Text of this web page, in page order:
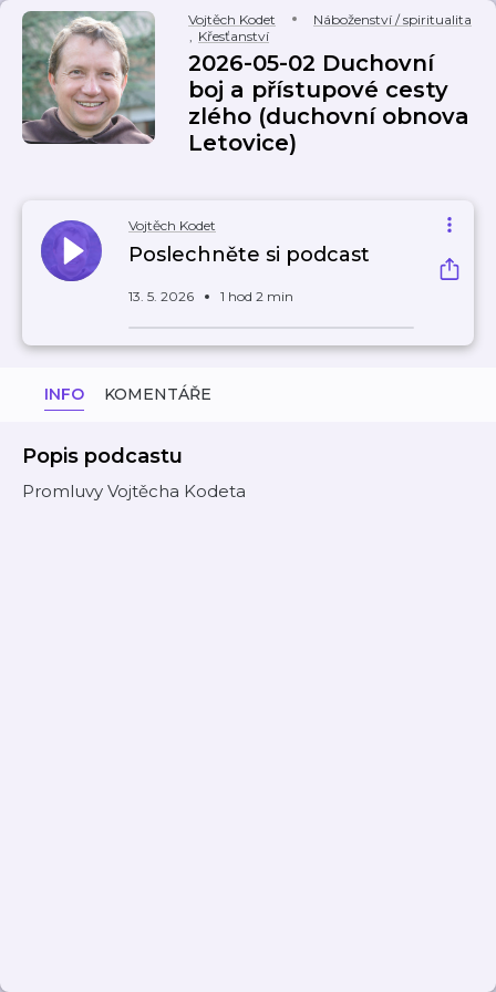
Vojtěch Kodet
Náboženství / spiritualita
, Křesťanství
2026-05-02 Duchovní
boj a přístupové cesty
zlého (duchovní obnova
Letovice)
Vojtěch Kodet
Poslechněte si podcast
13. 5. 2026 1 hod 2 min
INFO KOMENTÁŘE
Popis podcastu
Promluvy Vojtěcha Kodeta